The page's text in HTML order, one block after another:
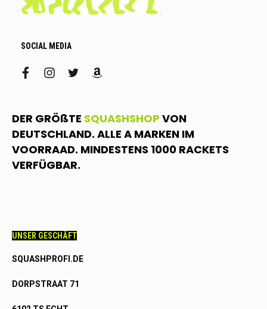
SOCIAL MEDIA
facebookinstagram
twitteramazon
DER GRÖßTE SQUASHSHOP VON
DEUTSCHLAND. ALLE A MARKEN IM
VOORRAAD. MINDESTENS 1000 RACKETS
VERFÜGBAR.
UNSER GESCHÄFT
SQUASHPROFI.DE
DORPSTRAAT 71